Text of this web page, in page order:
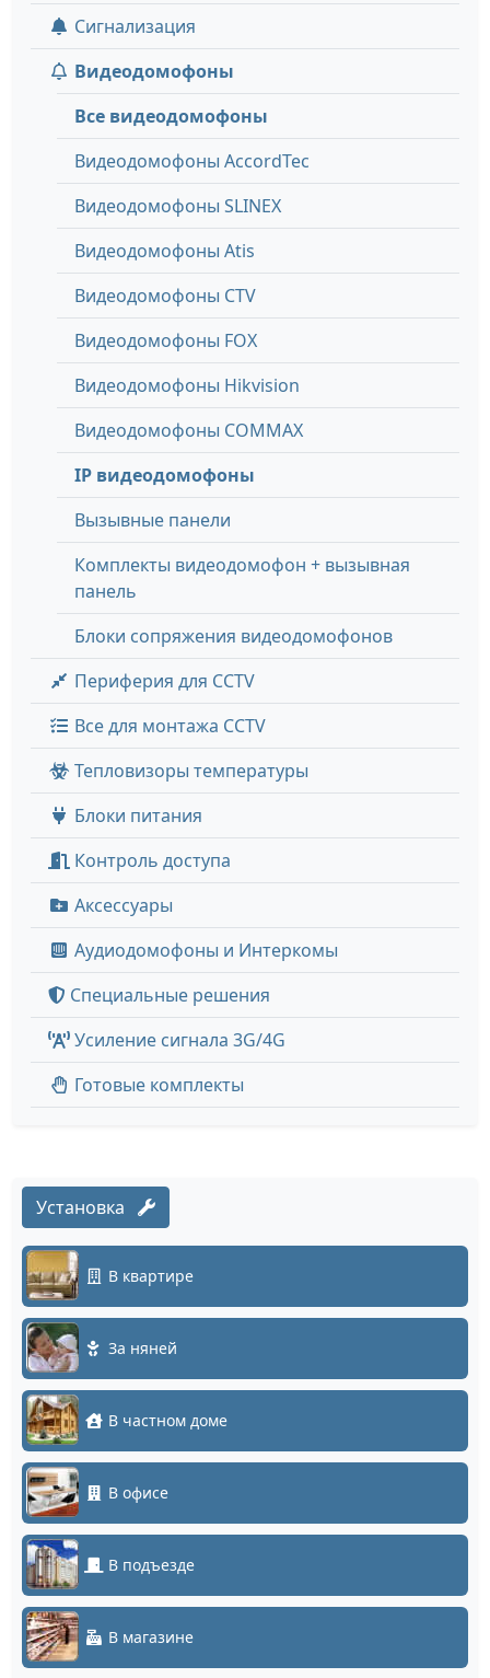
Сигнализация
Видеодомофоны
Все видеодомофоны
Видеодомофоны AccordTec
Видеодомофоны SLINEX
Видеодомофоны Atis
Видеодомофоны CTV
Видеодомофоны FOX
Видеодомофоны Hikvision
Видеодомофоны COMMAX
IP видеодомофоны
Вызывные панели
Комплекты видеодомофон + вызывная
панель
Блоки сопряжения видеодомофонов
Периферия для CCTV
Все для монтажа CCTV
Тепловизоры температуры
Блоки питания
Контроль доступа
Аксессуары
Аудиодомофоны и Интеркомы
Специальные решения
Усиление сигнала 3G/4G
Готовые комплекты
Установка
В квартире
За няней
В частном доме
В офисе
В подъезде
В магазине